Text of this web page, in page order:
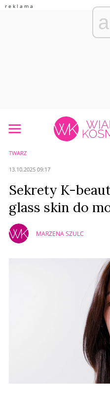
TWARZ
13.10.2025 09:17
Sekrety K-
glass skin do
MARZENA SZULC